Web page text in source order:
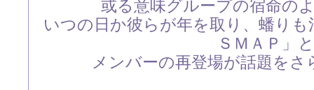
或る意味グループの宿命の
いつの日か彼らが年を取り、蟠り
ＳＭＡＰ」
メンバーの再登場が話題を